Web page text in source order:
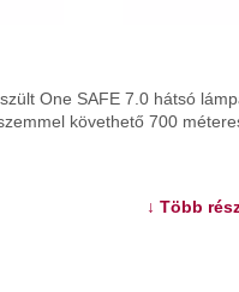
One SAFE 7.0 hátsó
követhető 700
↓ Több